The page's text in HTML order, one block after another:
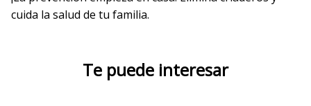
cuida la salud de tu familia.
Te puede interesar